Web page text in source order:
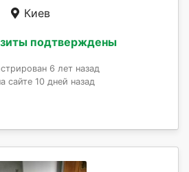
Киев
подтверждены
6 лет назад
сайте 10 дней назад